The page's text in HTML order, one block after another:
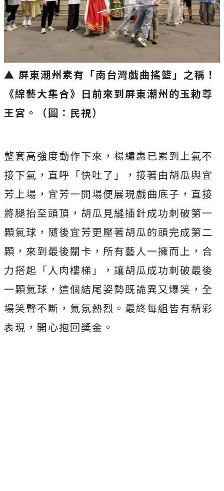
▲ 屏東潮州素有「南台灣戲曲搖籃」之稱！
《綜藝大集合》日前來到屏東潮州的玉勅尊
王宮 。 （圖：民視）
整套高強度動作下來，楊繡惠已累到上氣不
接下氣，直呼「快吐了」，接著由胡瓜與宜
芳上場，宜芳一開場便展現戲曲底子，直接
將腿抬至頭頂，胡瓜見縫插針成功刺破第一
顆氣球，隨後宜芳更壓著胡瓜的頭完成第二
顆，來到最後關卡，所有藝人一擁而上，合
力搭起「人肉樓梯」，讓胡瓜成功刺破最後
一顆氣球，這個結尾姿勢既詭異又爆笑，全
場笑聲不斷，氣氛熱烈。最終每組皆有精彩
表現，開心抱回獎金。